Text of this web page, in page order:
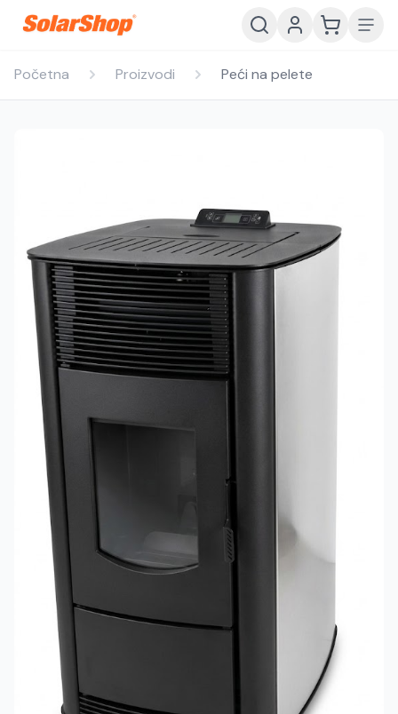
HR Hrvatski EN English
RS Srpski ME
MK Македонски
Početna Proizvodi Peći na pelete